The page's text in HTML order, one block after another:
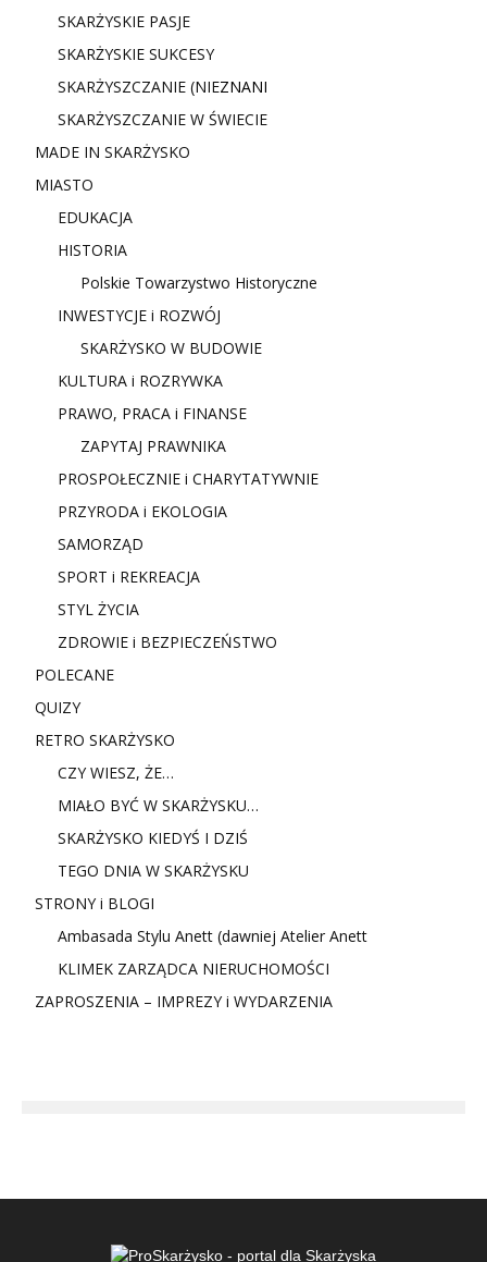
SKARŻYSKIE PASJE
SKARŻYSKIE SUKCESY
SKARŻYSZCZANIE (NIEZNANI
SKARŻYSZCZANIE W ŚWIECIE
MADE IN SKARŻYSKO
MIASTO
EDUKACJA
HISTORIA
Polskie Towarzystwo Historyczne
INWESTYCJE i ROZWÓJ
SKARŻYSKO W BUDOWIE
KULTURA i ROZRYWKA
PRAWO, PRACA i FINANSE
ZAPYTAJ PRAWNIKA
PROSPOŁECZNIE i CHARYTATYWNIE
PRZYRODA i EKOLOGIA
SAMORZĄD
SPORT i REKREACJA
STYL ŻYCIA
ZDROWIE i BEZPIECZEŃSTWO
POLECANE
QUIZY
RETRO SKARŻYSKO
CZY WIESZ, ŻE…
MIAŁO BYĆ W SKARŻYSKU…
SKARŻYSKO KIEDYŚ I DZIŚ
TEGO DNIA W SKARŻYSKU
STRONY i BLOGI
Ambasada Stylu Anett (dawniej Atelier Anett
KLIMEK ZARZĄDCA NIERUCHOMOŚCI
ZAPROSZENIA – IMPREZY i WYDARZENIA